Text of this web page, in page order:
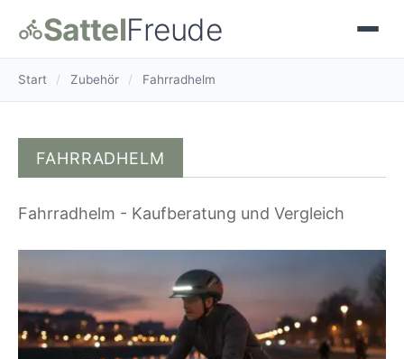
SattelFreude
Start / Zubehör / Fahrradhelm
FAHRRADHELM
Fahrradhelm - Kaufberatung und Vergleich